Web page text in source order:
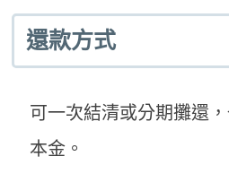
還款方式
可一次結清或分期攤還
本金。